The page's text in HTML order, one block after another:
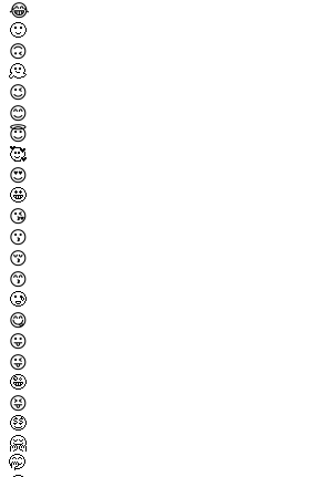
😂
🙂
🙃
🫠
😉
😊
😇
🥰
😍
🤩
😘
😗
😚
😙
🥲
😋
😛
😜
🤪
😝
🤑
🤗
🤭